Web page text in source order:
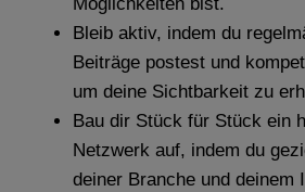
Bleib aktiv, indem du
Beiträge postest und
um deine Sichtbarkeit zu
Bau dir Stück für Stück ein
Netzwerk auf, indem du
deiner Branche und deinem